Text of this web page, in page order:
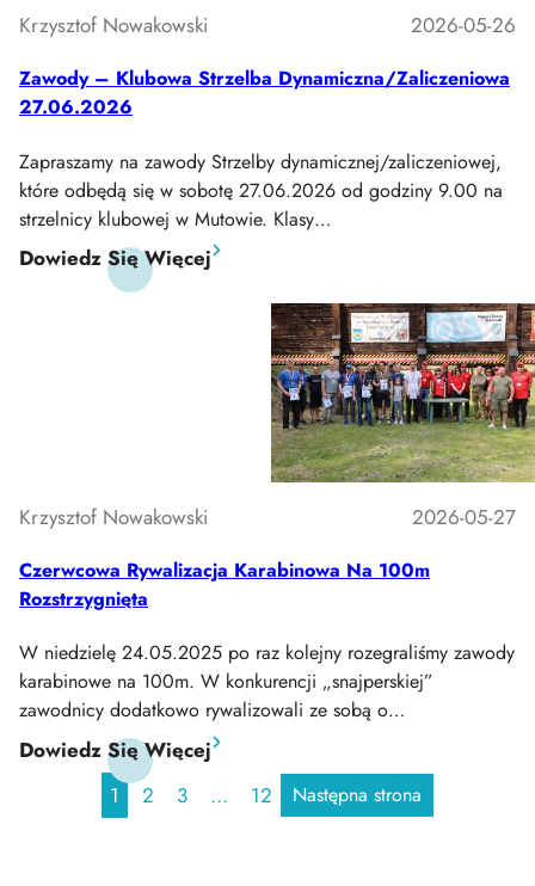
Krzysztof Nowakowski 2026-05-26
Zawody – Klubowa Strzelba Dynamiczna/zaliczeniowa
27.06.2026
Zapraszamy na zawody Strzelby dynamicznej/zaliczeniowej,
które odbędą się w sobotę 27.06.2026 od godziny 9.00 na
strzelnicy klubowej w Mutowie. Klasy…
Dowiedz Się Więcej:
Klubowa
Strzelba
Dynamiczna/zaliczeniowa
27.06.2026
Krzysztof Nowakowski 2026-05-27
Czerwcowa Rywalizacja Karabinowa Na 100m
Rozstrzygnięta
W niedzielę 24.05.2025 po raz kolejny rozegraliśmy zawody
karabinowe na 100m. W konkurencji „snajperskiej”
zawodnicy dodatkowo rywalizowali ze sobą o…
Dowiedz Się Więcej:
Czerwcowa
Rywalizacja
1 2 3 … 12 Następna strona